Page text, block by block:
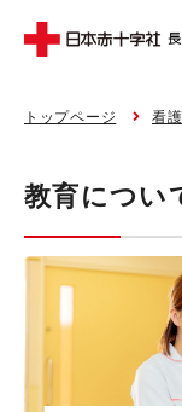
トップページ 看
教育につい